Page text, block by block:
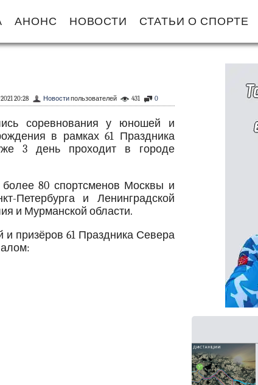
АНОНС НОВОСТИ СТАТЬИ О СПОРТЕ
0
431
Новостипользователей
20:28
соревнования у юношей и
в рамках 61 Праздника
3 день проходит в городе
80 спортсменов Москвы и
Петербурга и Ленинградской
и Мурманской области.
призёров 61 Праздника Севера